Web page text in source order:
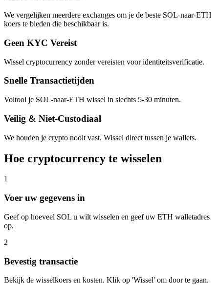
We vergelijken meerdere exchanges om je de beste SOL-naar-ETH
koers te bieden die beschikbaar is.
Geen KYC Vereist
Wissel cryptocurrency zonder vereisten voor identiteitsverificatie.
Snelle Transactietijden
Voltooi je SOL-naar-ETH wissel in slechts 5-30 minuten.
Veilig & Niet-Custodiaal
We houden je crypto nooit vast. Wissel direct tussen je wallets.
Hoe cryptocurrency te wisselen
1
Voer uw gegevens in
Geef op hoeveel SOL u wilt wisselen en geef uw ETH walletadres
op.
2
Bevestig transactie
Bekijk de wisselkoers en kosten. Klik op 'Wissel' om door te gaan.